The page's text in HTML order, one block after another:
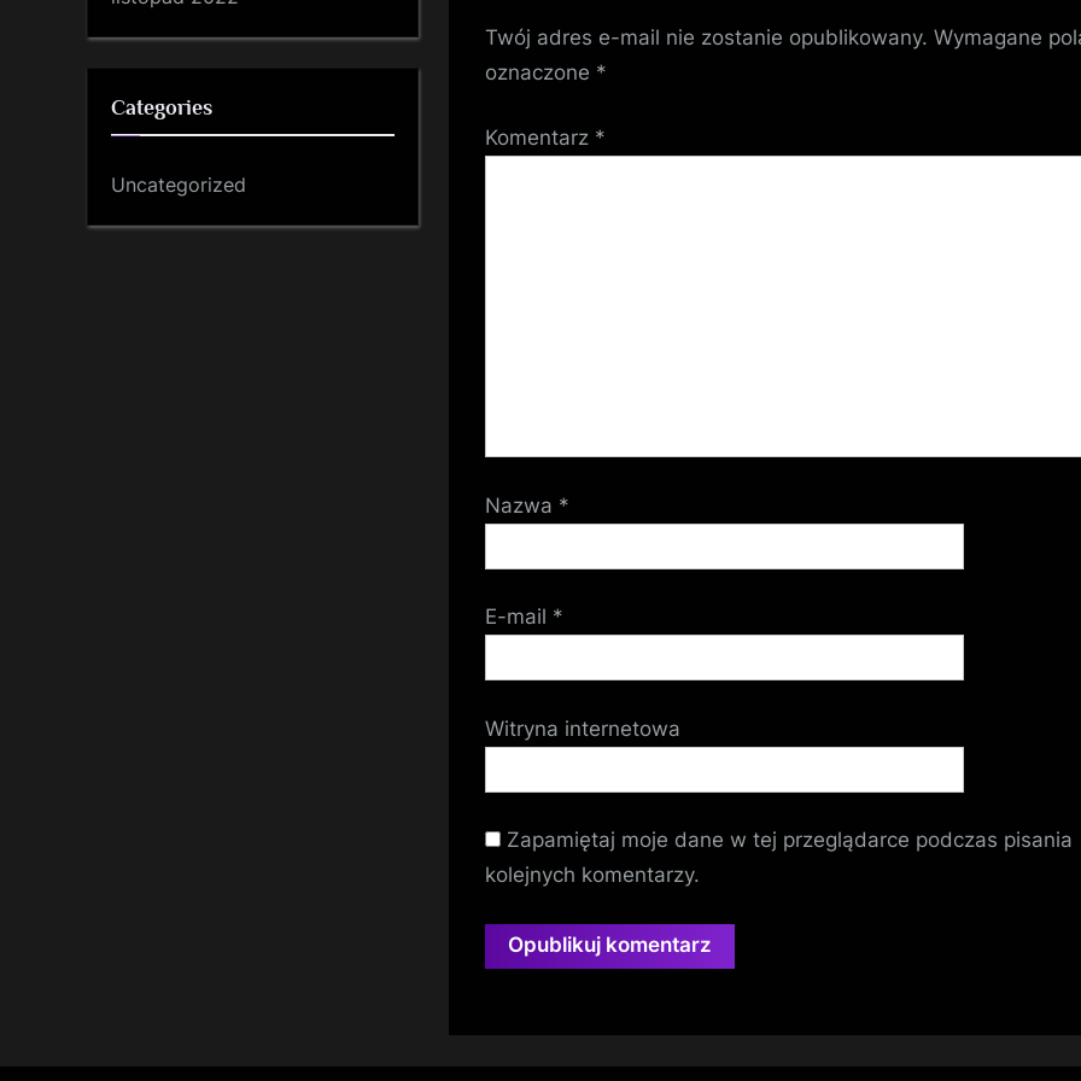
Twój adres e-mail nie zostanie opublikowany. Wymagane
oznaczone *
Komentarz *
Nazwa *
E-mail *
Witryna internetowa
Zapamiętaj moje dane w tej przeglądarce podczas pisania
kolejnych komentarzy.
Categories
Uncategorized